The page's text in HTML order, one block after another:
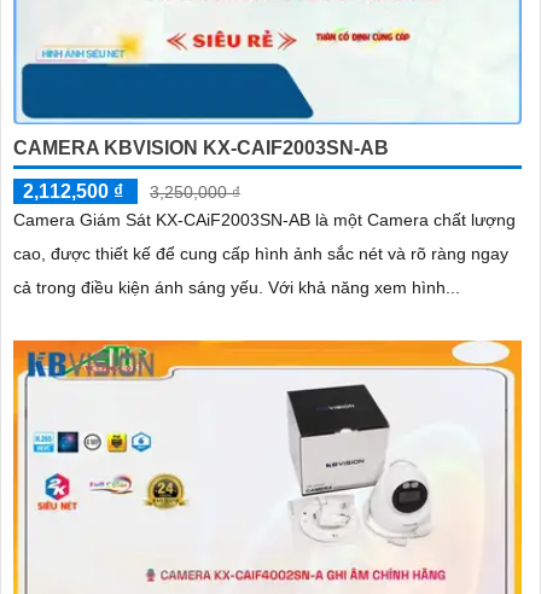
CAMERA KBVISION KX-CAIF2003SN-AB
2,112,500 ₫
3,250,000 ₫
Camera Giám Sát KX-CAiF2003SN-AB là một Camera chất lượng
cao, được thiết kế để cung cấp hình ảnh sắc nét và rõ ràng ngay
cả trong điều kiện ánh sáng yếu. Với khả năng xem hình...